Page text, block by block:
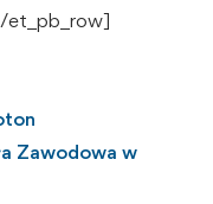
Zawodowa w